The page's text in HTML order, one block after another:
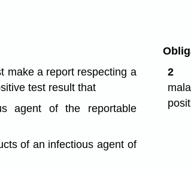
make a report respecting a
test result that
agent of the reportable
of an infectious agent of
2